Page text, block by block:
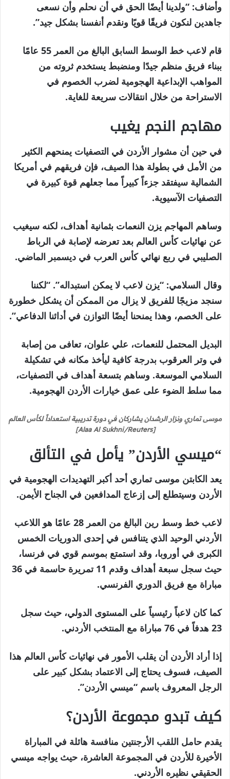
وأضاف: “ولدينا أيضًا الحق في أن نحلم وأن نسعى
جاهدين لنكون فريقًا قويًا ونقدم أنفسنا بشكل جيد”.
قام لاعب خط الوسط السابق البالغ من العمر 55 عامًا
ببناء فريق منظم جيدًا ومنضبط يستخدم ثروته من
المواهب الإبداعية الهجومية لضرب الخصوم في
الاستراحة من خلال انتقالات سريعة للغاية.
مهاجم النجم يغيب
في حين أن مشوار الأردن في التصفيات يمنحهم الكثير
من الأمل في بطولة هذا الصيف، فإن فريقهم في أمريكا
الشمالية سيفتقد جزءاً كبيراً مما جعلهم قوة كبيرة في
التصفيات الآسيوية.
وساهم المهاجم يزن النعمات بثمانية أهداف، لكنه سيغيب
عن نهائيات كأس العالم بعد تعرضه لإصابة في الرباط
الصليبي في ربع نهائي كأس العرب في ديسمبر الماضي.
وقال السلامي: “يزن لاعب لا يمكن استبداله”. “لكننا
سنجد مزيجًا للفريق لا يزال من الممكن أن يشكل خطورة
على الخصم، وهذا يمنحنا أيضًا التوازن في أدائنا الدفاعي”.
البديل المحتمل للنعمات، علي علوان، تعافى من إصابة
في وتر العرقوب بدرجة كافية ليأخذ مكانه في تشكيلة
السلامي الموسعة. وساهم بتسعة أهداف في التصفيات،
مما سلط الضوء على عمق خيارات الأردن الهجومية.
موسى تماري ونزار الرشدان يشاركان في دورة تدريبية استعداداً لكأس العالم
[Alaa Al Sukhni/Reuters]
“ميسي الأردن” يأمل في التألق
يعد الكابتن موسى تماري أحد أكبر التهديدات الهجومية في
الأردن وسيتطلع إلى إزعاج المدافعين في الجناح الأيمن.
لاعب خط وسط رين البالغ من العمر 28 عامًا هو اللاعب
الأردني الوحيد الذي يتنافس في إحدى الدوريات الخمس
الكبرى في أوروبا، وقد استمتع بموسم قوي في فرنسا،
حيث سجل سبعة أهداف وقدم 11 تمريرة حاسمة في 36
مباراة مع فريق الدوري الفرنسي.
كما كان لاعباً رئيسياً على المستوى الدولي، حيث سجل
23 هدفاً في 76 مباراة مع المنتخب الأردني.
إذا أراد الأردن أن يقلب الأمور في نهائيات كأس العالم هذا
الصيف، فسوف يحتاج إلى الاعتماد بشكل كبير على
الرجل المعروف باسم “ميسي الأردن”.
كيف تبدو مجموعة الأردن؟
يقدم حامل اللقب الأرجنتين منافسة هائلة في المباراة
الأخيرة للأردن في المجموعة العاشرة، حيث يواجه ميسي
الحقيقي نظيره الأردني.